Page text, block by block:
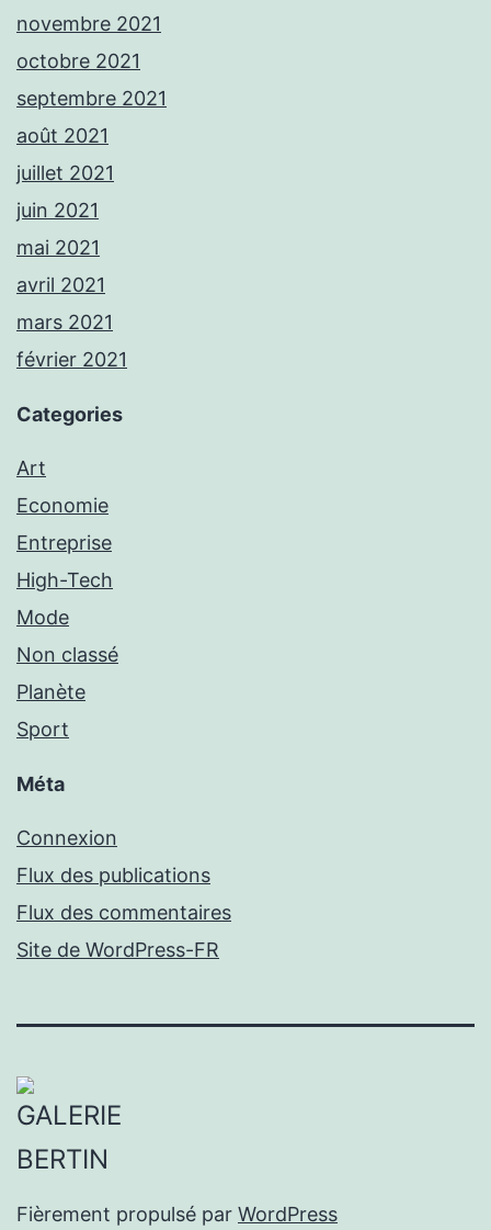
novembre 2021
octobre 2021
septembre 2021
août 2021
juillet 2021
juin 2021
mai 2021
avril 2021
mars 2021
février 2021
Categories
Art
Economie
Entreprise
High-Tech
Mode
Non classé
Planète
Sport
Méta
Connexion
Flux des publications
Flux des commentaires
Site de WordPress-FR
Fièrement propulsé par WordPress